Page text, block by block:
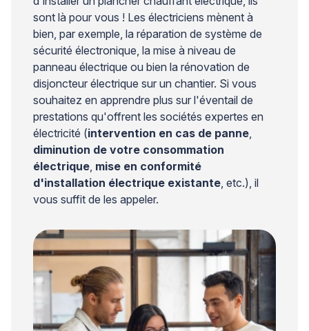
sont là pour vous ! Les électriciens mènent à
bien, par exemple, la réparation de système de
sécurité électronique, la mise à niveau de
panneau électrique ou bien la rénovation de
disjoncteur électrique sur un chantier. Si vous
souhaitez en apprendre plus sur l'éventail de
prestations qu'offrent les sociétés expertes en
électricité (intervention en cas de panne,
diminution de votre consommation
électrique, mise en conformité
d'installation électrique existante, etc.), il
vous suffit de les appeler.